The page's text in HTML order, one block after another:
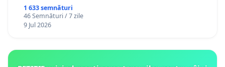
1 633 semnături
46 Semnături / 7 zile
9 Jul 2026